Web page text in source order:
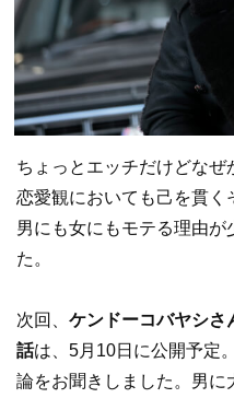
ちょっとエッチだけどなぜ
恋愛観においても己を貫く
男にも女にもモテる理由が
た。
次回、 ケンドーコバヤシさ
話は、5月10日に公開予定
論をお聞きしました。男に